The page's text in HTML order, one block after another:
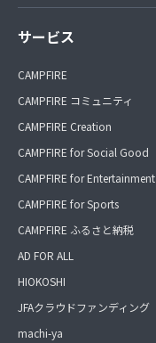
サービス
CAMPFIRE
CAMPFIRE コミュニティ
CAMPFIRE Creation
CAMPFIRE for Social Good
CAMPFIRE for Entertainment
CAMPFIRE for Sports
CAMPFIRE ふるさと納税
AD FOR ALL
HIOKOSHI
JFAクラウドファンディング
machi-ya